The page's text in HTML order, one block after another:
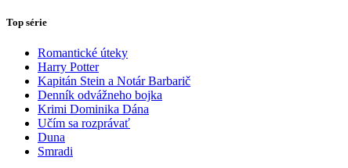
Top série
Romantické úteky
Harry Potter
Kapitán Stein a Notár Barbarič
Denník odvážneho bojka
Krimi Dominika Dána
Učím sa rozprávať
Duna
Smradi